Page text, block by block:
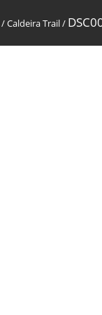
/Caldeira Trail/